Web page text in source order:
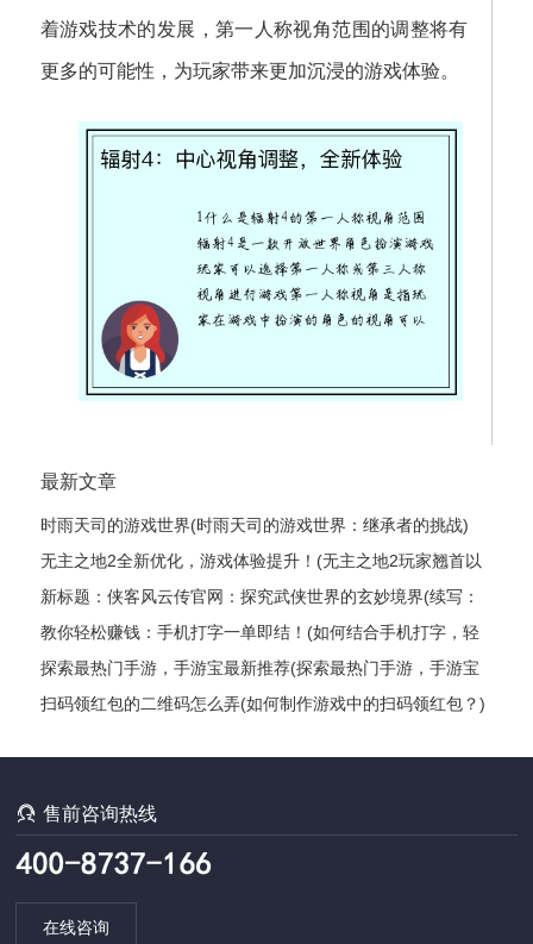
着游戏技术的发展，第一人称视角范围的调整将有
更多的可能性，为玩家带来更加沉浸的游戏体验。
最新文章
时雨天司的游戏世界(时雨天司的游戏世界：继承者的挑战)
无主之地2全新优化，游戏体验提升！(无主之地2玩家翘首以
盼的全新升级，游戏体验获得飞跃式优化！)
新标题：侠客风云传官网：探究武侠世界的玄妙境界(续写：
侠客风云传官网——揭秘武侠世界的神秘奥妙)
教你轻松赚钱：手机打字一单即结！(如何结合手机打字，轻
松实现赚钱？)
探索最热门手游，手游宝最新推荐(探索最热门手游，手游宝
最新推荐——最全手游推荐指南)
扫码领红包的二维码怎么弄(如何制作游戏中的扫码领红包？)
售前咨询热线
在线咨询